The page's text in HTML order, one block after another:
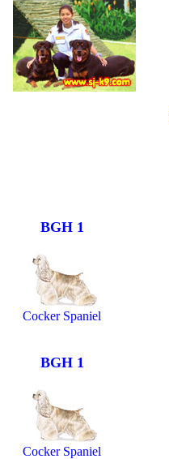
BGH 1
Cocker Spaniel
BGH 1
Cocker Spaniel